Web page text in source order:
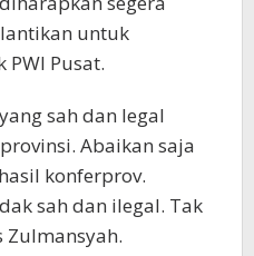
untuk
Pusat.
sah dan legal
Abaikan saja
konferprov.
sah dan ilegal. Tak
Zulmansyah.